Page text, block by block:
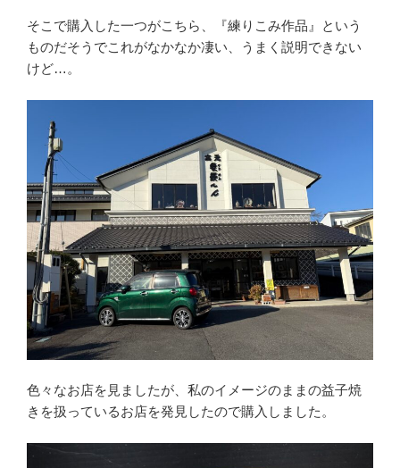
そこで購入した一つがこちら、『練りこみ作品』という
ものだそうでこれがなかなか凄い、うまく説明できない
けど…。
色々なお店を見ましたが、私のイメージのままの益子焼
きを扱っているお店を発見したので購入しました。